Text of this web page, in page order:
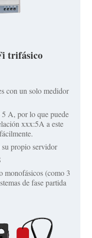
trifásico
con un solo medidor
A, por lo que puede
xxx:5A a este
propio servidor
monofásicos (como 3
de fase partida